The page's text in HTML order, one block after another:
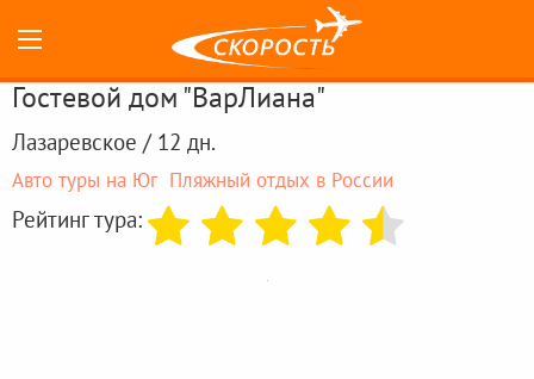
Гостевой дом "ВарЛиана"
Лазаревское / 12 дн.
Авто туры на Юг Пляжный отдых в России
Рейтинг тура: